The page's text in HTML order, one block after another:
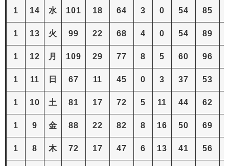
1 14 水 101 18 64 3 0 54 85
1 13 火 99 22 68 4 0 54 89
1 12 月 109 29 77 8 5 60 96
1 11 日 67 11 45 0 3 37 53
1 10 土 81 17 72 5 11 44 62
1 9 金 88 22 82 8 16 50 69
1 8 木 72 17 47 6 13 41 56